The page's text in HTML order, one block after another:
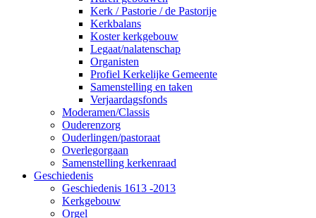
Kerk / Pastorie / de Pastorije
Kerkbalans
Koster kerkgebouw
Legaat/nalatenschap
Organisten
Profiel Kerkelijke Gemeente
Samenstelling en taken
Verjaardagsfonds
Moderamen/Classis
Ouderenzorg
Ouderlingen/pastoraat
Overlegorgaan
Samenstelling kerkenraad
Geschiedenis
Geschiedenis 1613 -2013
Kerkgebouw
Orgel